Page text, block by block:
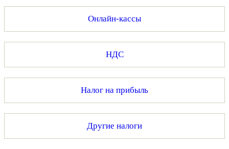
Онлайн-кассы
НДС
Налог на прибыль
Другие налоги